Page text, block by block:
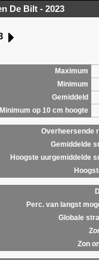
De Bilt - 2023
Maximum
Minimum
Gemiddeld
Minimum op 10 cm hoogte
Overheersende
Gemiddelde
Hoogste uurgemiddelde
Perc. van langst
Globale
Zon